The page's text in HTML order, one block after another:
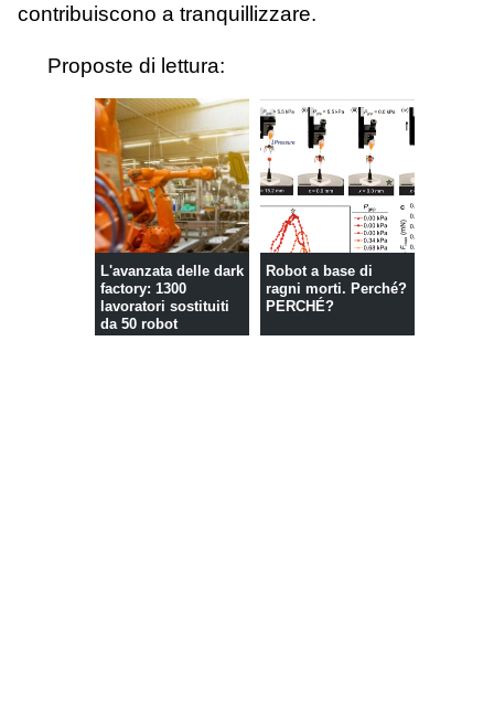
contribuiscono a tranquillizzare.
Proposte di lettura:
L'avanzata delle dark
factory: 1300
lavoratori sostituiti
da 50 robot
Robot a base di
ragni morti. Perché?
PERCHÉ?